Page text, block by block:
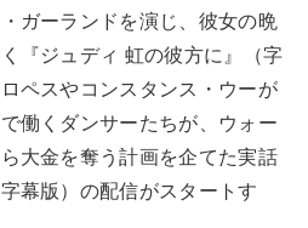
ガーランドを演じ、彼女の晩
『ジュディ 虹の彼方に』（字
ペスやコンスタンス・ウーが
働くダンサーたちが、ウォー
大金を奪う計画を企てた実話
幕版）の配信がスタートす